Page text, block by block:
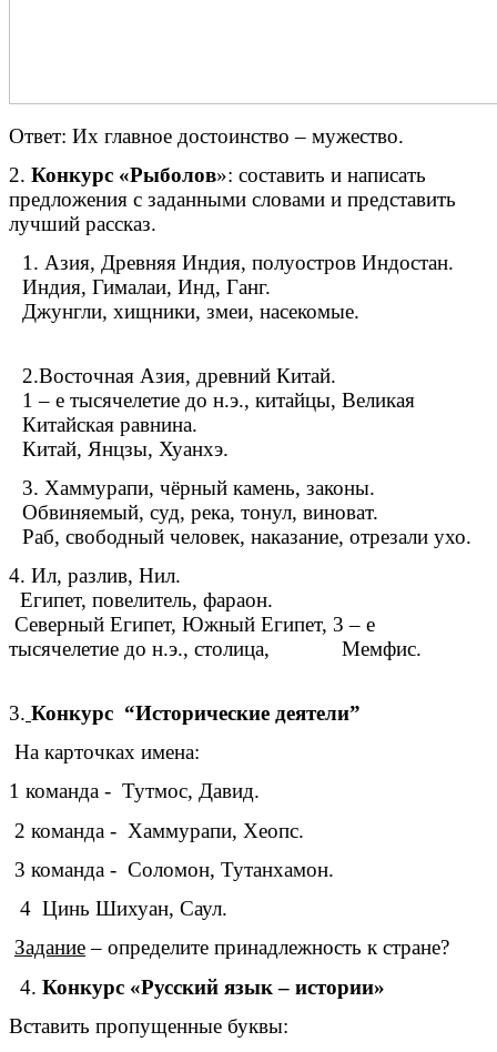
Ответ: Их главное достоинство – мужество.
2. Конкурс «Рыболов»: составить и написать
предложения с заданными словами и представить
лучший рассказ.
1. Азия, Древняя Индия, полуостров Индостан.
Индия, Гималаи, Инд, Ганг.
Джунгли, хищники, змеи, насекомые.
2.Восточная Азия, древний Китай.
1 – е тысячелетие до н.э., китайцы, Великая
Китайская равнина.
Китай, Янцзы, Хуанхэ.
3. Хаммурапи, чёрный камень, законы.
Обвиняемый, суд, река, тонул, виноват.
Раб, свободный человек, наказание, отрезали ухо.
4. Ил, разлив, Нил.
Египет, повелитель, фараон.
Северный Египет, Южный Египет, 3 – е
тысячелетие до н.э., столица, Мемфис.
3. Конкурс “Исторические деятели”
На карточках имена:
1 команда - Тутмос, Давид.
2 команда - Хаммурапи, Хеопс.
3 команда - Соломон, Тутанхамон.
4 Цинь Шихуан, Саул.
Задание– определите принадлежность к стране?
4. Конкурс «Русский язык – истории»
Вставить пропущенные буквы: